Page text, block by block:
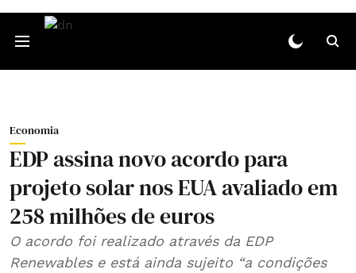
Economia
EDP assina novo acordo para
projeto solar nos EUA avaliado em
258 milhões de euros
O acordo foi realizado através da EDP
Renewables e está ainda sujeito “a condições